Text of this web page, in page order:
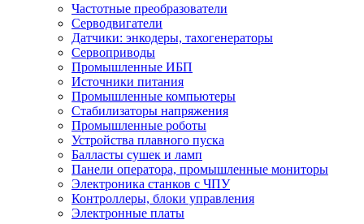
Частотные преобразователи
Серводвигатели
Датчики: энкодеры, тахогенераторы
Сервоприводы
Промышленные ИБП
Источники питания
Промышленные компьютеры
Стабилизаторы напряжения
Промышленные роботы
Устройства плавного пуска
Балласты сушек и ламп
Панели оператора, промышленные мониторы
Электроника станков с ЧПУ
Контроллеры, блоки управления
Электронные платы